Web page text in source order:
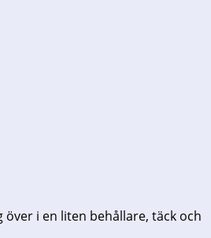
i en liten behållare, täck och